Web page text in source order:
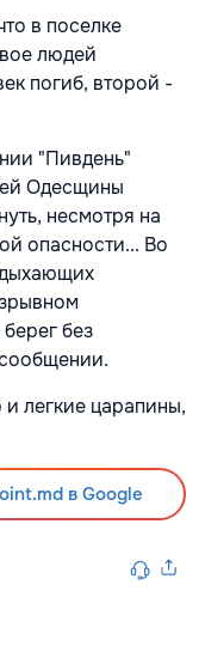
в поселке
людей
погиб, второй -
"Пивдень"
Одесщины
несмотря на
опасности... Во
без
легкие царапины,
в Google